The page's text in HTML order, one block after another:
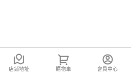
店鋪地址 購物車 會員中心